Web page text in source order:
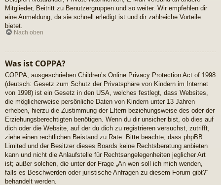
Mitglieder, Beitritt zu Benutzergruppen und so weiter. Wir empfehlen dir
eine Anmeldung, da sie schnell erledigt ist und dir zahlreiche Vorteile
bietet.
Nach oben
Was ist COPPA?
COPPA, ausgeschrieben Children’s Online Privacy Protection Act of 1998
(deutsch: Gesetz zum Schutz der Privatsphäre von Kindern im Internet
von 1998) ist ein Gesetz in den USA, welches festlegt, dass Websites,
die möglicherweise persönliche Daten von Kindern unter 13 Jahren
erheben, hierzu die Zustimmung der Eltern beziehungsweise des oder der
Erziehungsberechtigten benötigen. Wenn du dir unsicher bist, ob dies auf
dich oder die Website, auf der du dich zu registrieren versuchst, zutrifft,
ziehe einen rechtlichen Beistand zu Rate. Bitte beachte, dass phpBB
Limited und der Besitzer dieses Boards keine Rechtsberatung anbieten
kann und nicht die Anlaufstelle für Rechtsangelegenheiten jeglicher Art
ist; außer solchen, die unter der Frage „An wen soll ich mich wenden,
falls es Beschwerden oder juristische Anfragen zu diesem Forum gibt?“
behandelt werden.